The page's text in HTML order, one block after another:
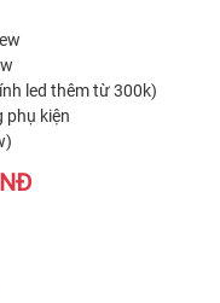
led thêm từ 300k)
phụ kiện